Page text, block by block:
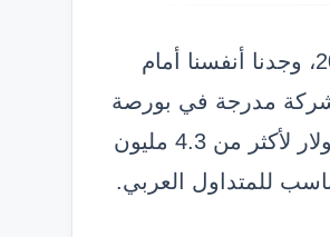
عند تجربتنا لشركة Interactive Brokers خلال فبراير ومارس 2026، وجدنا أنفسنا أمام
مدرجة في بورصة
ناسداك تحت الرمز IBKR، وتدير أصول عملاء تتجاوز 779 مليار دولار لأكثر من 4.3 مليون
للمتداول العربي.